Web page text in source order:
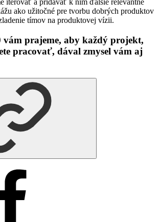
iterovať a pridávať k nim ďalšie relevantné
ako užitočné pre tvorbu dobrých produktov
tímov na produktovej vízii.
vám prajeme, aby každý projekt,
pracovať, dával zmysel vám aj